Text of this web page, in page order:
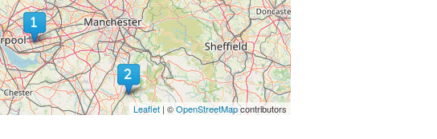
Leaflet | ©OpenStreetMapcontributors